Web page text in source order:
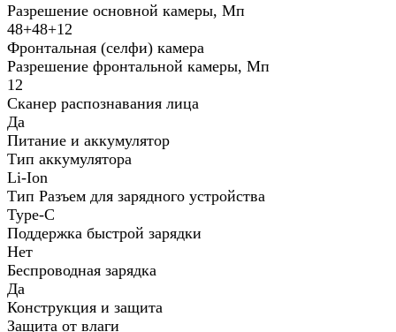
Разрешение основной камеры, Мп
48+48+12
Фронтальная (селфи) камера
Разрешение фронтальной камеры, Мп
12
Сканер распознавания лица
Да
Питание и аккумулятор
Тип аккумулятора
Li-Ion
Тип Разъем для зарядного устройства
Type-C
Поддержка быстрой зарядки
Нет
Беспроводная зарядка
Да
Конструкция и защита
Защита от влаги